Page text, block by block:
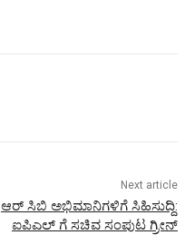
Next article
ಆರ್ ಸಿಬಿ ಅಭಿಮಾನಿಗಳಿಗೆ ಸಿಹಿಸುದ್ದಿ:
ಐಪಿಎಲ್ ಗೆ ಸಚಿವ ಸಂಪುಟ ಗ್ರೀನ್